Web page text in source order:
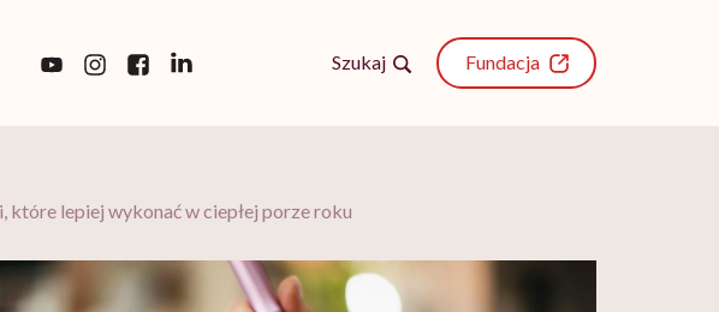
Szukaj Fundacja
lepiej wykonać w ciepłej porze roku